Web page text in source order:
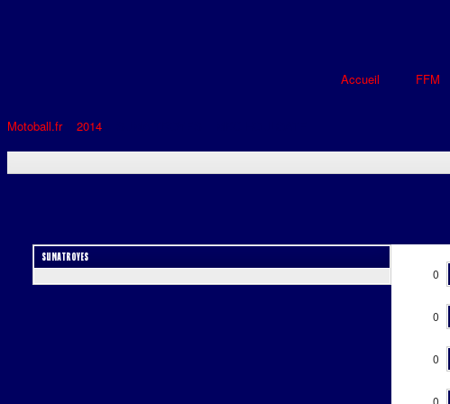
Accueil FFM
Motoball.fr> 2014
SUMA TROYES
0
0
0
0